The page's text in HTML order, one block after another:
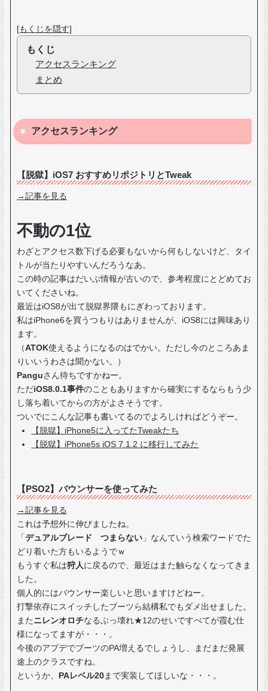
[もくじを隠す]
もくじ
アクセスランキング
まとめ
アクセスランキング
【脱獄】iOS7 おすすめリポジトリとTweak
→記事を見る
不動の1位
わざとアクセス数下げる必要もないから何もしないけど、タイ
トルが当たりやすいんだろうなあ。
この時の記事はだいぶ情報が古いので、参考程度にとどめてお
いてくださいね。
最近はiOS8が出て脱獄界隈もにぎわっております。
私はiPhone6を買うつもりはありませんが、iOS8には興味あり
ます。
（ATOK使えるようになるのはでかい。ただし今のところあま
りいいうわさは聞かない。）
Pangu さん待ちですかねー。
ただiOS8.0.1事件のこともありますから確実にするならもう少
し落ち着いてからの方がよさそうです。
ついでにこんな記事も書いてるのでよろしければどうぞー。
【脱獄】iPhone5に入ってたTweakたち
【脱獄】iPhone5s iOS 7.1.2 に移行してみた
【PSO2】バウンサーを使ってみた
→記事を見る
これは予想外に伸びましたね。
「 デュアルブレード つまらない 」なんていう検索ワードでた
どり着いた方もいるようでｗ
もうすぐ私は狩人に戻るので、最近はまた触らなくなってきま
した。
個人的にはバウンサー楽しいと思いますけどねー。
打撃依存にスイッチしたブーツら結構私でもダメ出せました。
また ニレンオロチなるぶっ壊れ★12のせいですべてが霞む仕
様になってますが・・・。
今後のアプデでブーツのPA増えるでしょうし、まだまだ発展
途上のクラスですね。
というか、
PAレベル20まで実装してほしいな・・・。